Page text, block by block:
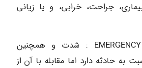
جراحت، خرابی، و یا زیانی
شرایط اضطراری EMERGENCY : شدت و همچنین
حادثه دارد اما مقابله با آن از